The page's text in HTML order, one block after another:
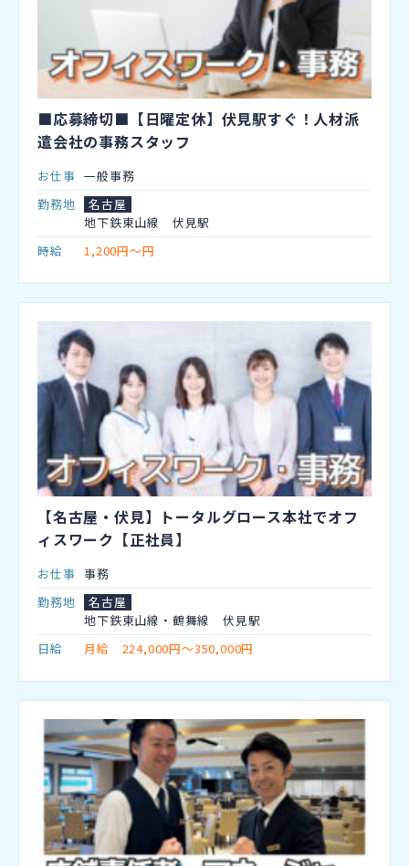
■応募締切■【日曜定休】伏見駅すぐ！人材派
遣会社の事務スタッフ
お仕事 一般事務
勤務地
名古屋
地下鉄東山線 伏見駅
時給
1,200円～円
【名古屋・伏見】トータルグロース本社でオフ
ィスワーク【正社員】
お仕事 事務
勤務地
名古屋
地下鉄東山線・鶴舞線 伏見駅
日給
月給 224,000円～350,000円